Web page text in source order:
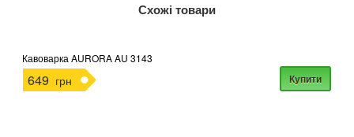
Схожі товари
Кавоварка AURORA AU 3143
649 грн Купити